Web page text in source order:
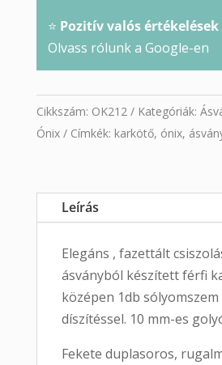
⭐ Pozitív valós értékelések
Olvass rólunk a Google-en
Cikkszám: OK212 Kategóriák:
Ónix
Címkék: karkötő, ónix,
Leírás
Elegáns , fazettált
ásványból készített férfi
középen 1db sólyomszem
díszítéssel. 10 mm-es
Fekete duplasoros,